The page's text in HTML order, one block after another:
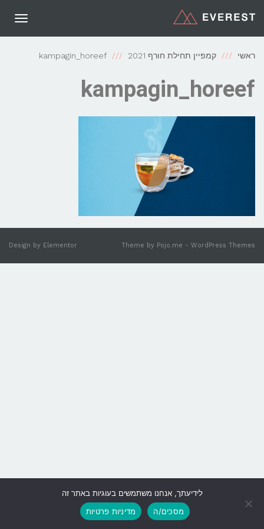
ראשי קמפיין תחילת חורף 2021 kampagin_horeef
kampagin_horeef
Theme by Pojo.me - WordPress Themes
Design by Elementor
גלילה
לראש
לידיעתך, אנחנו משתמשים בעוגיות באתר זה
מסכים/ה
מדיניות פרטיות